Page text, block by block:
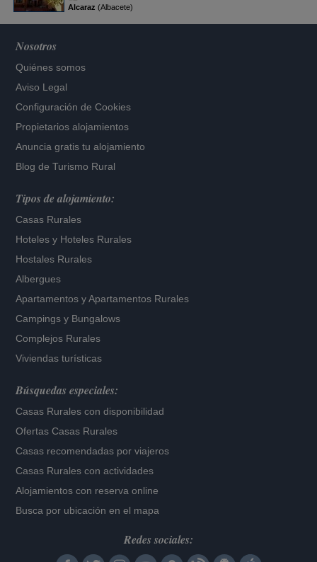
Alcaraz (Albacete)
Nosotros
Quiénes somos
Aviso Legal
Configuración de Cookies
Propietarios alojamientos
Anuncia gratis tu alojamiento
Blog de Turismo Rural
Tipos de alojamiento:
Casas Rurales
Hoteles y Hoteles Rurales
Hostales Rurales
Albergues
Apartamentos yApartamentos Rurales
Campings y Bungalows
Complejos Rurales
Viviendas turísticas
Búsquedas especiales:
Casas Rurales con disponibilidad
Ofertas Casas Rurales
Casas recomendadas por viajeros
Casas Rurales con actividades
Alojamientos con reserva online
Busca por ubicación en el mapa
Redes sociales: